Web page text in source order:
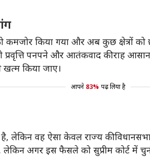
किया गया और अब कुछ क्षेत्रों
पनपने और आतंकवाद की राह
किया जाए।
आपने 83% पढ़ लिया है
लेकिन वह ऐसा केवल राज्य की
अगर इस फैसले को सुप्रीम कोर्ट में